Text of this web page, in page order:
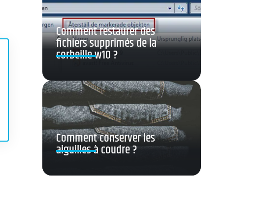
Comment restaurer des
fichiers supprimés de la
corbeille w10 ?
Comment conserver les
aiguilles à coudre ?